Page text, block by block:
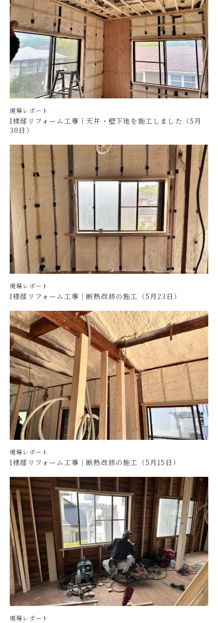
現場レポート
I様邸リフォーム工事｜天井・壁下地を施工しました（5月
30日）
現場レポート
I様邸リフォーム工事｜断熱改修の施工（5月23日）
現場レポート
I様邸リフォーム工事｜断熱改修の施工（5月15日）
現場レポート